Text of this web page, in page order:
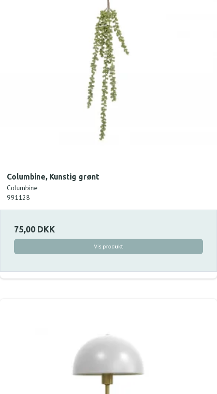
Columbine, Kunstig grønt
Columbine
991128
75,00 DKK
Vis produkt